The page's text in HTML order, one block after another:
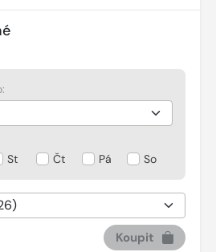
St Čt Pá So
Koupit